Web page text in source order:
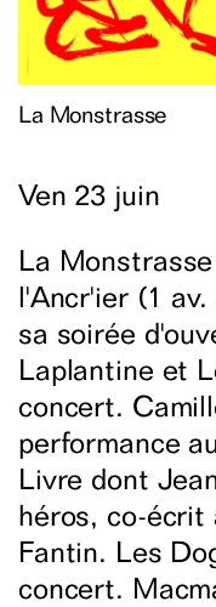
La Monstrasse
Ven 23 juin
La
l'Ancr'ier (1
sa soirée
Laplantine et
concert.
performance
Livre dont
héros, co-écrit
Fantin. Les
concert.